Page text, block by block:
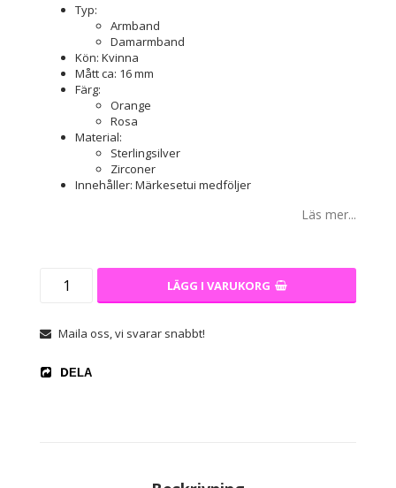
Typ:
Armband
Damarmband
Kön: Kvinna
Mått ca: 16 mm
Färg:
Orange
Rosa
Material:
Sterlingsilver
Zirconer
Innehåller: Märkesetui medföljer
Läs mer...
LÄGG I VARUKORG
Maila oss, vi svarar snabbt!
DELA